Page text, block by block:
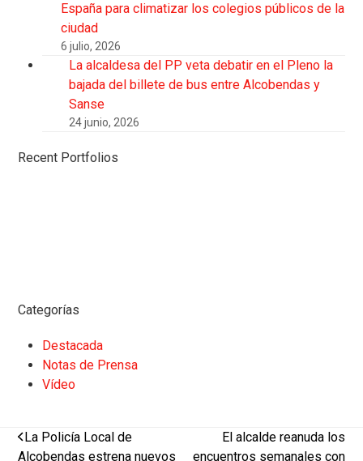
España para climatizar los colegios públicos de la
ciudad
6 julio, 2026
La alcaldesa del PP veta debatir en el Pleno la
bajada del billete de bus entre Alcobendas y
Sanse
24 junio, 2026
Recent Portfolios
Categorías
Destacada
Notas de Prensa
Vídeo
previous
post:
La Policía Local de
Alcobendas estrena nuevos
next
post:
El alcalde reanuda los
encuentros semanales con